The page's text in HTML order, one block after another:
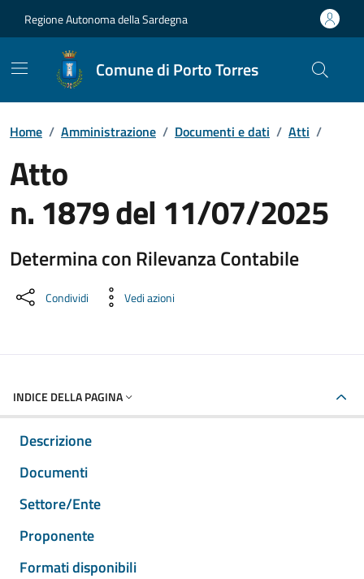
Regione Autonoma della Sardegna
Comune di Porto Torres
Home / Amministrazione / Documenti e dati / Atti /
Atto
n. 1879 del 11/07/2025
Determina con Rilevanza Contabile
Dettaglio del documento
Condividi Vedi azioni
INDICE DELLA PAGINA
Descrizione
Documenti
Settore/Ente
Proponente
Formati disponibili